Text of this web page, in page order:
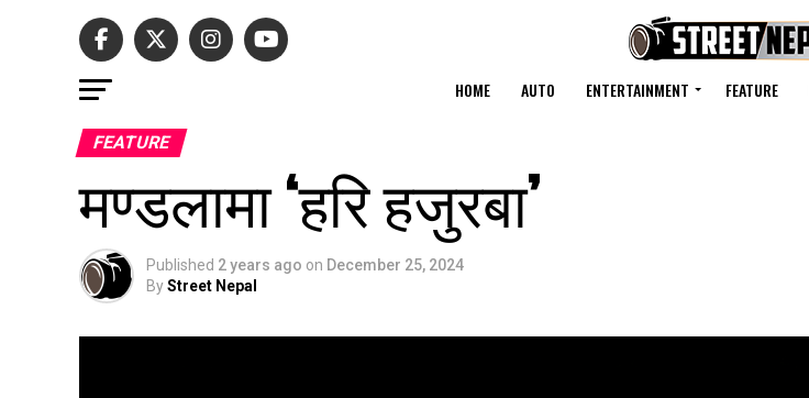
HOME AUTO ENTERTAINMENT FEATURE
FEATURE
मण्डलामा ‘हरि हजुरबा’
Published 2 years ago on December 25, 2024
ByStreet Nepal